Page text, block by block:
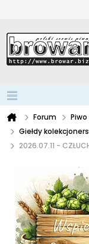
Forum Piwo
Giełdy
2026.07.11 -